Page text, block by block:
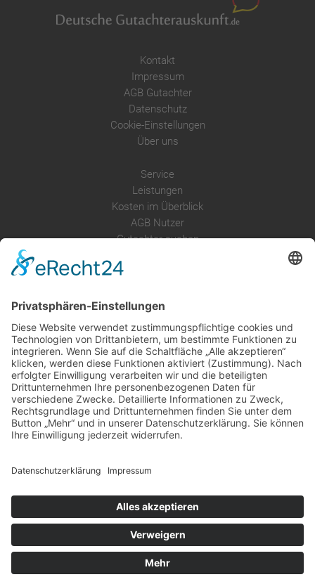
Kontakt
Impressum
AGB Gutachter
Datenschutz
Cookie-Einstellungen
Über uns
Service
Leistungen
Kosten im Überblick
AGB Nutzer
Gutachter suchen
Anfrage
Presse
Partner: Der DGuSV
als Gutachter eintragen
Infos für Suchende
© 2026 | www.deutsche-gutachterauskunft.de | Alle Rechte vorbehalten